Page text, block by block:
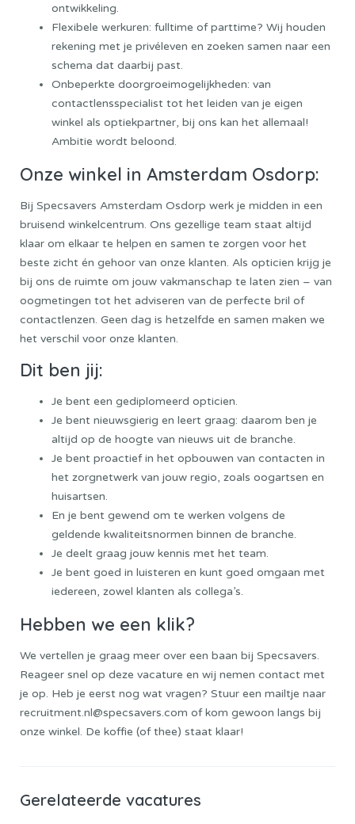
ontwikkeling.
Flexibele werkuren: fulltime of parttime? Wij houden
rekening met je privéleven en zoeken samen naar een
schema dat daarbij past.
Onbeperkte doorgroeimogelijkheden: van
contactlensspecialist tot het leiden van je eigen
winkel als optiekpartner, bij ons kan het allemaal!
Ambitie wordt beloond.
Onze winkel in Amsterdam Osdorp:
Bij Specsavers Amsterdam Osdorp werk je midden in een
bruisend winkelcentrum. Ons gezellige team staat altijd
klaar om elkaar te helpen en samen te zorgen voor het
beste zicht én gehoor van onze klanten. Als opticien krijg je
bij ons de ruimte om jouw vakmanschap te laten zien – van
oogmetingen tot het adviseren van de perfecte bril of
contactlenzen. Geen dag is hetzelfde en samen maken we
het verschil voor onze klanten.
Dit ben jij:
Je bent een gediplomeerd opticien.
Je bent nieuwsgierig en leert graag: daarom ben je
altijd op de hoogte van nieuws uit de branche.
Je bent proactief in het opbouwen van contacten in
het zorgnetwerk van jouw regio, zoals oogartsen en
huisartsen.
En je bent gewend om te werken volgens de
geldende kwaliteitsnormen binnen de branche.
Je deelt graag jouw kennis met het team.
Je bent goed in luisteren en kunt goed omgaan met
iedereen, zowel klanten als collega’s.
Hebben we een klik?
We vertellen je graag meer over een baan bij Specsavers.
Reageer snel op deze vacature en wij nemen contact met
je op. Heb je eerst nog wat vragen? Stuur een mailtje naar
recruitment.nl@specsavers.com of kom gewoon langs bij
onze winkel. De koffie (of thee) staat klaar!
Gerelateerde vacatures